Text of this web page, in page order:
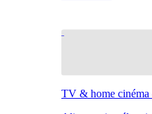
TV & home cinéma